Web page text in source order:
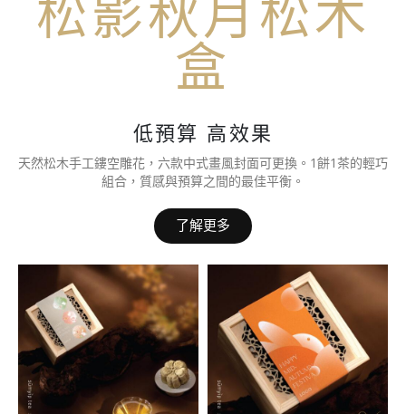
松影秋月松木
盒
低預算 高效果
天然松木手工鏤空雕花，六款中式畫風封面可更換。1餅1茶的輕巧
組合，質感與預算之間的最佳平衡。
了解更多